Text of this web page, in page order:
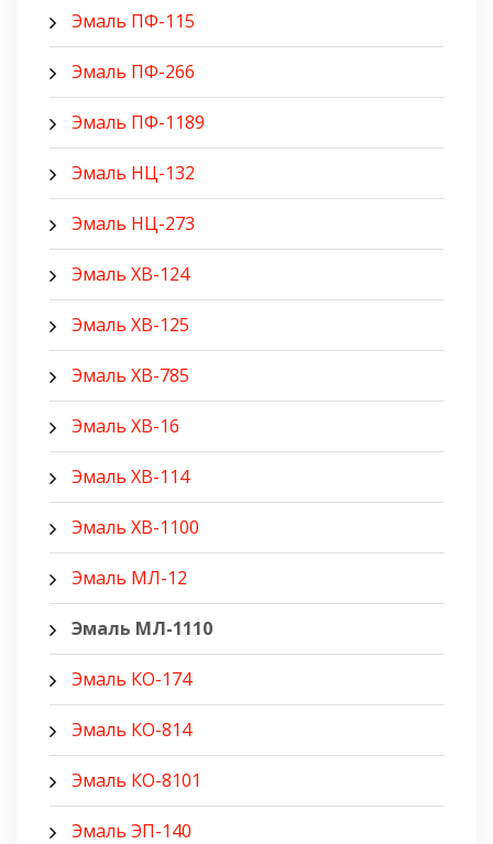
Эмаль ПФ-115
Эмаль ПФ-266
Эмаль ПФ-1189
Эмаль НЦ-132
Эмаль НЦ-273
Эмаль ХВ-124
Эмаль ХВ-125
Эмаль ХВ-785
Эмаль ХВ-16
Эмаль ХВ-114
Эмаль ХВ-1100
Эмаль МЛ-12
Эмаль МЛ-1110
Эмаль КО-174
Эмаль КО-814
Эмаль КО-8101
Эмаль ЭП-140